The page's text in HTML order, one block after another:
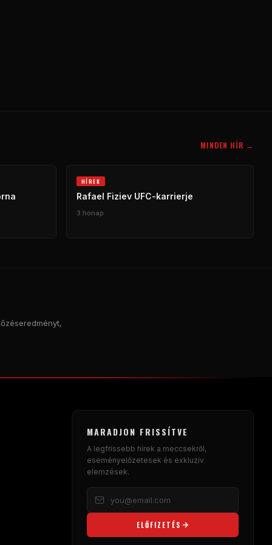
MINDEN HÍR →
HÍREK
Rafael Fiziev UFC-karrierje
3 hónap
MARADJON FRISSÍTVE
A legfrissebb hírek a meccsekről,
eseményelőzetesek és exkluzív
elemzések.
ELŐFIZETÉS